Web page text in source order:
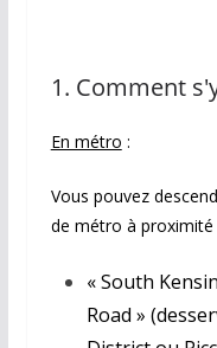
1. Comment
En métro :
Vous pouvez
de métro à proximité
« South
Road »